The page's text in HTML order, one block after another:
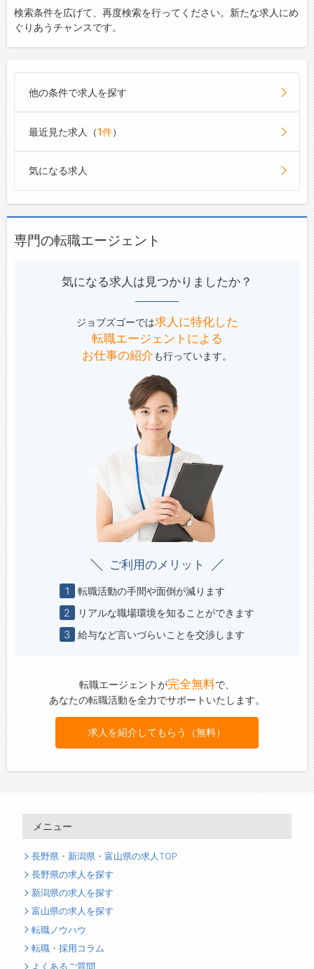
検索条件を広げて、再度検索を行ってください。新たな求人にめ
ぐりあうチャンスです。
他の条件で求人を探す
最近見た求人（1件）
気になる求人
専門の転職エージェント
気になる求人は見つかりましたか？
ジョブズゴーでは求人に特化した
転職エージェントによる
お仕事の紹介も行っています。
ご利用のメリット
1
転職活動の手間や面倒が減ります
2
リアルな職場環境を知ることができます
3
給与など言いづらいことを交渉します
転職エージェントが完全無料で、
あなたの転職活動を全力でサポートいたします。
求人を紹介してもらう（無料）
メニュー
長野県・新潟県・富山県の求人TOP
長野県の求人を探す
新潟県の求人を探す
富山県の求人を探す
転職ノウハウ
転職・採用コラム
よくあるご質問